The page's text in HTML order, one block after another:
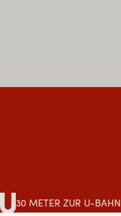
30 METER ZUR U-BAHN